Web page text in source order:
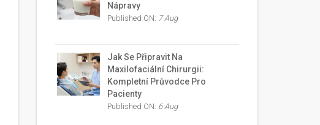
Nápravy
Published ON: 7 Aug
Jak Se Připravit Na
Maxilofaciální Chirurgii:
Kompletní Průvodce Pro
Pacienty
Published ON: 6 Aug